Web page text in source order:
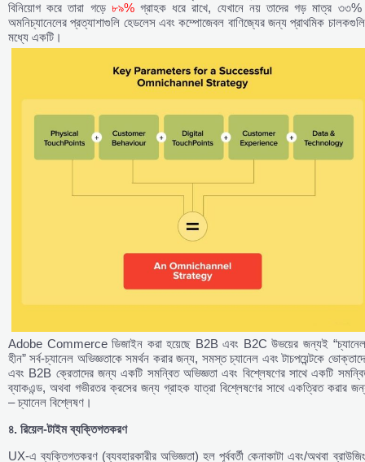
বিনিয়োগ করে তারা গড়ে ৮৯%গ্রাহক ধরে রাখে, যেখানে নয় তাদের গড় মাত্র
অমনিচ্যানেলের প্রত্যাশাগুলি হেডলেস এবং কম্পোজেবল বাণিজ্যের জন্য প্রাথমিক
মধ্যে একটি।
Adobe Commerce ডিজাইন করা হয়েছে B2B এবং B2C উভয়ের জন্যই
হীন” সর্ব-চ্যানেল অভিজ্ঞতাকে সমর্থন করার জন্য, সমস্ত চ্যানেল এবং টাচপয়েন্টকে
এবং B2B ক্রেতাদের জন্য একটি সমন্বিত অভিজ্ঞতা এবং বিশ্লেষণের সাথে একটি
ব্যাকএন্ড, অথবা গভীরতর ক্রসের জন্য গ্রাহক যাত্রা বিশ্লেষণের সাথে একত্রিত করার
– চ্যানেল বিশ্লেষণ।
৪. রিয়েল-টাইমব্যক্তিগতকরণ
UX-এ ব্যক্তিগতকরণ (ব্যবহারকারীর অভিজ্ঞতা) হল পূর্ববর্তী কেনাকাটা এবং/অথবা